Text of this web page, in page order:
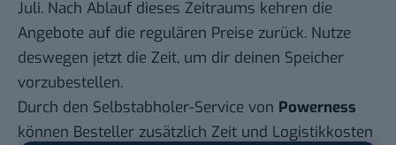
Juli. Nach Ablauf dieses Zeitraums kehren die
Angebote auf die regulären Preise zurück. Nutze
deswegen jetzt die Zeit, um dir deinen Speicher
vorzubestellen.
Durch den Selbstabholer-Service von Powerness
können Besteller zusätzlich Zeit und Logistikkosten